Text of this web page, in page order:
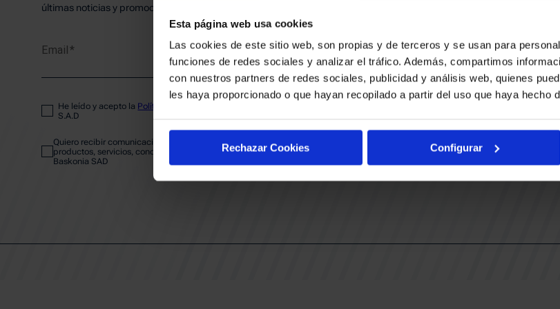
Esta página web usa cookies
Las cookies de este sitio web, son propias y de terceros y se usan para
funciones de redes sociales y analizar el tráfico. Además, compartimos
con nuestros partners de redes sociales, publicidad y análisis web, quienes
les haya proporcionado o que hayan recopilado a partir del uso que haya hecho
Rechazar Cookies Configurar
PLANTILLA
ENTRADAS
ABONADOS
CALENDARIO
CLUB
últimas noticias y promociones del club.
Email
He leído y acepto la Política de privacidad
S.A.D
Quiero recibir comunicaciones electrónicas sobre las actividades,
productos, servicios, concursos, ofertas y/o promociones del SASKI
Baskonia SAD
BAKH
FUNDACIÓN
01013 Vitoria-Gasteiz